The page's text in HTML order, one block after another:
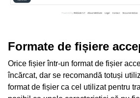
Formate de fișiere
Orice fișier într-un format de fișier
încărcat, dar se recomandă totuși
format de fișier ca cel utilizat pentru